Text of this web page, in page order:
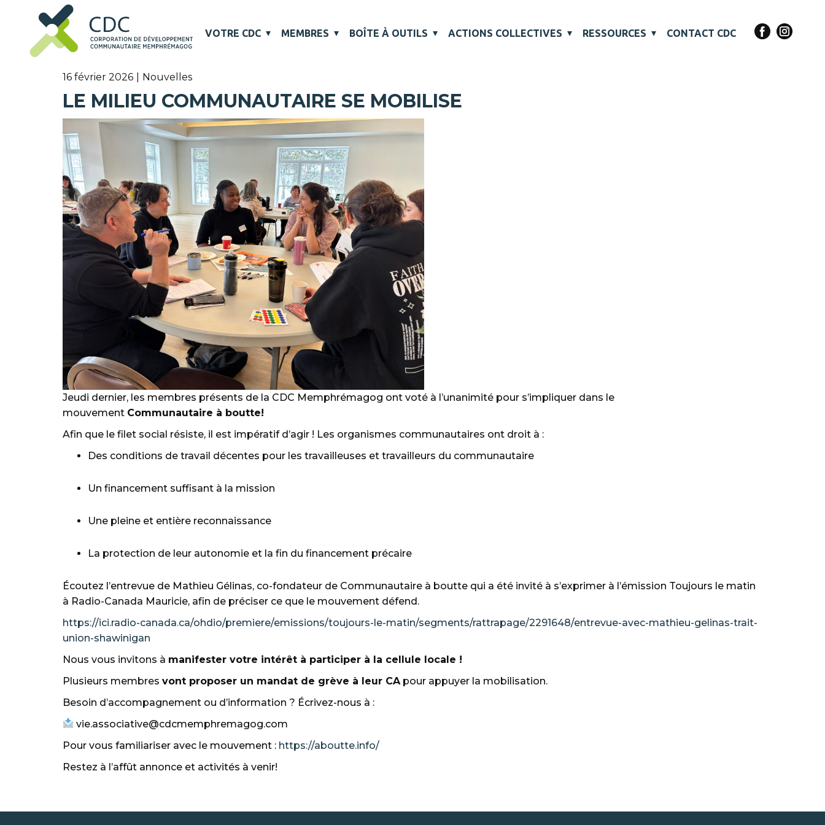
VOTRE CDC MEMBRES BOÎTE À OUTILS ACTIONS COLLECTIVES RESSOURCES CONTACT CDC
16 février 2026 Nouvelles
LE MILIEU COMMUNAUTAIRE SE MOBILISE
Jeudi dernier, les membres présents de la CDC Memphrémagog ont voté à l’unanimité pour s’impliquer dans le
mouvement Communautaire à boutte!
Afin que le filet social résiste, il est impératif d’agir ! Les organismes communautaires ont droit à :
Des conditions de travail décentes pour les travailleuses et travailleurs du communautaire
Un financement suffisant à la mission
Une pleine et entière reconnaissance
La protection de leur autonomie et la fin du financement précaire
Écoutez l’entrevue de Mathieu Gélinas, co-fondateur de Communautaire à boutte qui a été invité à s’exprimer à l’émission Toujours le matin
à Radio-Canada Mauricie, afin de préciser ce que le mouvement défend.
https://ici.radio-canada.ca/ohdio/premiere/emissions/toujours-le-matin/segments/rattrapage/2291648/entrevue-avec-mathieu-gelinas-trait-
union-shawinigan
Nous vous invitons à manifester votre intérêt à participer à la cellule locale !
Plusieurs membres vont proposer un mandat de grève à leur CA pour appuyer la mobilisation.
Besoin d’accompagnement ou d’information ? Écrivez-nous à :
vie.associative@cdcmemphremagog.com
Pour vous familiariser avec le mouvement : https://aboutte.info/
Restez à l’affût annonce et activités à venir!